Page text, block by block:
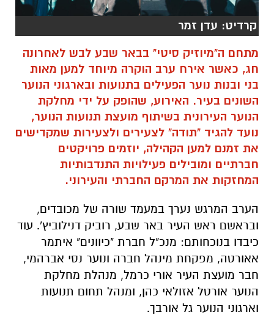
חג, כאשר אירח ערב הוקרה מיוחד למען מאות
בני ובנות נוער הפעילים בתנועות ובארגוני הנוער
השונים בעיר. האירוע, שהופק על ידי מחלקת
הנוער העירונית בשיתוף מועצת תנועות הנוער,
נועד להגיד "תודה" לצעירים ולצעירות שמקדישים
את זמנם למען הקהילה, יוזמים פרויקטים
חברתיים ומובילים פעילויות התנדבותיות
המחזקות את המרקם החברתי והעירוני.
הערב המרגש נערך במעמד שורה של מכובדים,
ובראשם ראש העיר באר שבע, רוביק דנילוביץ'. עוד
כיבדו בנוכחותם: מנכ"ל חברת "כיוונים" איתמר
חבר מועצת העיר אורי כרמל, מנהלת מחלקת
הנוער אורטל אזולאי כהן, ומנהל תחום תנועות
וארגוני הנוער גל אורבך.
שיאו של הטקס נרשם עם הענקת תעודות הצטיינות
לסניפים המובילים בעיר. התעודות חולקו כהוקרה
על גילוי מנהיגות צעירה, מעורבות קהילתית ענפה,